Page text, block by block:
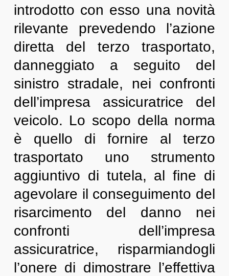
introdotto con esso una novità
rilevante prevedendo l’azione
diretta del terzo trasportato,
danneggiato a seguito del
sinistro stradale, nei confronti
dell’impresa assicuratrice del
veicolo. Lo scopo della norma
è quello di fornire al terzo
trasportato uno strumento
aggiuntivo di tutela, al fine di
agevolare il conseguimento del
risarcimento del danno nei
confronti dell’impresa
assicuratrice, risparmiandogli
l’onere di dimostrare l’effettiva